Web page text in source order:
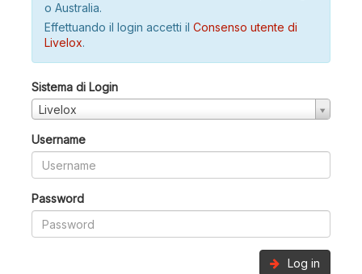
o Australia.
Effettuando il login accetti il Consenso utente di
Livelox.
Sistema di Login
Livelox
Username
Password
Log in